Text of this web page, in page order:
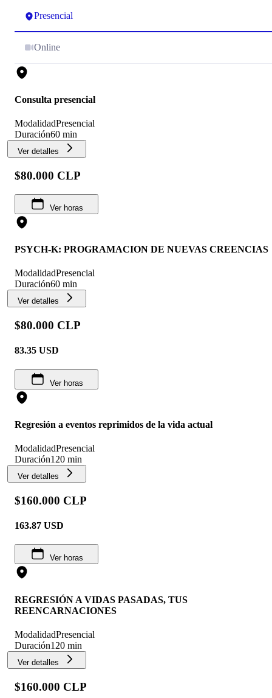
Presencial
Online
Consulta presencial
ModalidadPresencial
Duración60 min
Ver detalles
$80.000 CLP
Ver horas
PSYCH-K: PROGRAMACION DE NUEVAS CREENCIAS
ModalidadPresencial
Duración60 min
Ver detalles
$80.000 CLP
83.35 USD
Ver horas
Regresión a eventos reprimidos de la vida actual
ModalidadPresencial
Duración120 min
Ver detalles
$160.000 CLP
163.87 USD
Ver horas
REGRESIÓN A VIDAS PASADAS, TUS
REENCARNACIONES
ModalidadPresencial
Duración120 min
Ver detalles
$160.000 CLP